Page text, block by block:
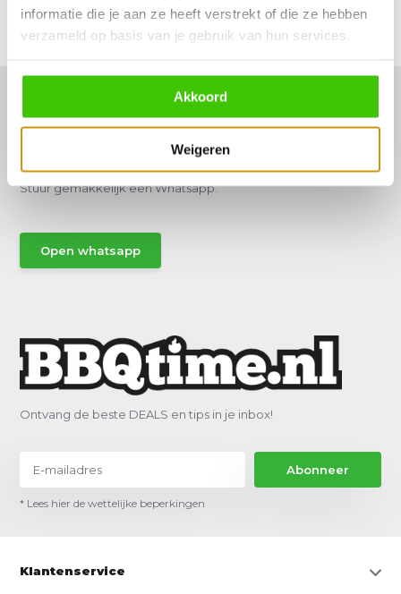
informatie die je aan ze heeft verstrekt of die ze hebben
verzameld op basis van je gebruik van hun services.
Akkoord
Weigeren
Delen
Hulp of advies nodig?
Vraag het een van onze specialisten!
Stuur gemakkelijk een Whatsapp.
Open whatsapp
Ontvang de beste DEALS en tips in je inbox!
Abonneer
* Lees hier de wettelijke beperkingen
Klantenservice